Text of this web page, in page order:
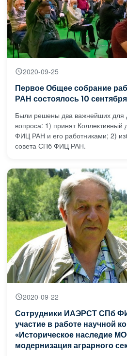
2020-09-25
Первое Общее собрание
РАН состоялось 10
Были решены два важнейших для
вопроса: 1) принят
ФИЦ РАН и его работниками; 2)
совета СПб ФИЦ РАН.
2020-09-22
Сотрудники ИАЭРСТ СПб
участие в работе научной
«Историческое наследие
модернизация аграрного